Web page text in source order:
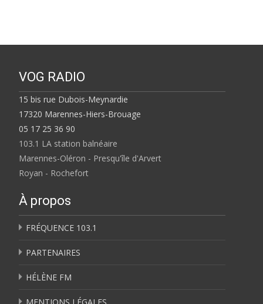
VOG RADIO
15 bis rue Dubois-Meynardie
17320 Marennes-Hiers-Brouage
05 17 25 36 90
103.1 LA station balnéaire
Marennes-Oléron - Presqu'île d'Arvert
Royan - Rochefort
À propos
FRÉQUENCE 103.1
PARTENAIRES
HÉLÈNE FM